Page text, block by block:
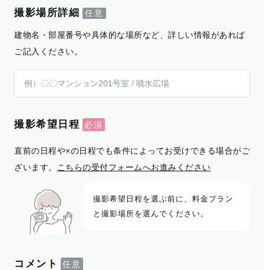
撮影場所詳細
建物名・部屋番号や具体的な場所など、詳しい情報があれば
ご記入ください。
撮影希望日程
直前の日程や×の日程でも条件によってお受けできる場合がご
ざいます。
こちらの受付フォームへお進みください
撮影希望日程を選ぶ前に、料金プラン
と撮影場所を選んでください。
コメント